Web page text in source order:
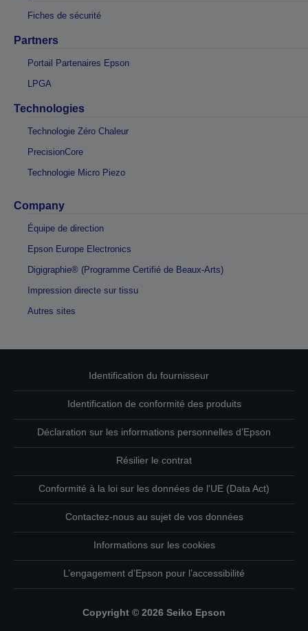
Fiches de sécurité
Partners
Portail Partenaires Epson
LPGA
Technologies
Technologie Zéro Chaleur
PrecisionCore
Technologie Micro Piezo
Company
Équipe de direction
Epson Europe Electronics
Digigraphie® (Programme Certifié de Beaux-Arts)
Impression directe sur tissu
Autres sites
Identification du fournisseur
Identification de conformité des produits
Déclaration sur les informations personnelles d’Epson
Résilier le contrat
Conformité à la loi sur les données de l'UE (Data Act)
Contactez-nous au sujet de vos données
Informations sur les cookies
L’engagement d’Epson pour l’accessibilité
Copyright © 2026 Seiko Epson